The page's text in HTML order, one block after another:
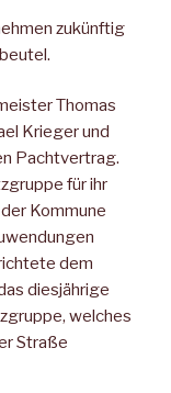
zukünftig
Thomas
Krieger und
Pachtvertrag.
für ihr
Kommune
dem
diesjährige
welches
Straße